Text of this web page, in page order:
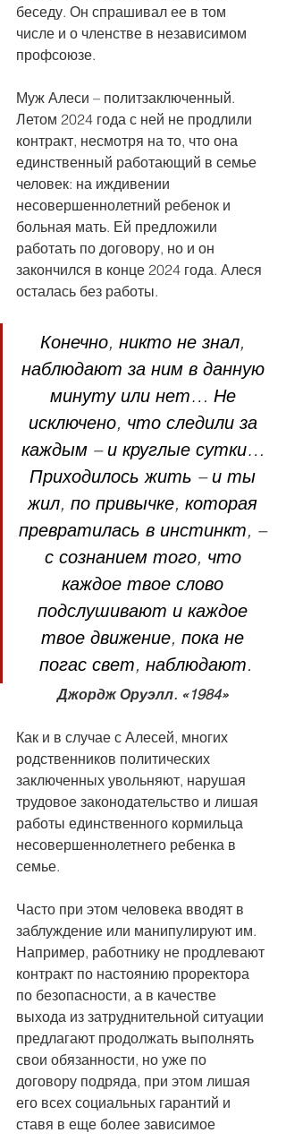
беседу. Он спрашивал ее в том
числе и о членстве в независимом
профсоюзе.
Муж Алеси – политзаключенный.
Летом 2024 года с ней не продлили
контракт, несмотря на то, что она
единственный работающий в семье
человек: на иждивении
несовершеннолетний ребенок и
больная мать. Ей предложили
работать по договору, но и он
закончился в конце 2024 года. Алеся
осталась без работы.
Конечно, никто не знал,
наблюдают за ним в данную
минуту или нет… Не
исключено, что следили за
каждым – и круглые сутки…
Приходилось жить – и ты
жил, по привычке, которая
превратилась в инстинкт, –
с сознанием того, что
каждое твое слово
подслушивают и каждое
твое движение, пока не
погас свет, наблюдают.
Джордж Оруэлл. «1984»
Как и в случае с Алесей, многих
родственников политических
заключенных увольняют, нарушая
трудовое законодательство и лишая
работы единственного кормильца
несовершеннолетнего ребенка в
семье.
Часто при этом человека вводят в
заблуждение или манипулируют им.
Например, работнику не продлевают
контракт по настоянию проректора
по безопасности, а в качестве
выхода из затруднительной ситуации
предлагают продолжать выполнять
свои обязанности, но уже по
договору подряда, при этом лишая
его всех социальных гарантий и
ставя в еще более зависимое